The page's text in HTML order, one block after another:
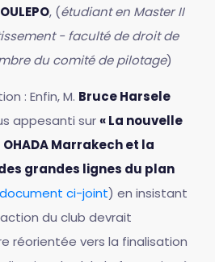
, (étudiant en Master II
- faculté de droit de
du comité de pilotage)
: Enfin, M. Bruce Harsele
appesanti sur« La nouvelle
Marrakech et la
grandes lignes du plan
ci-joint) en insistant
du club devrait
réorientée vers la finalisation